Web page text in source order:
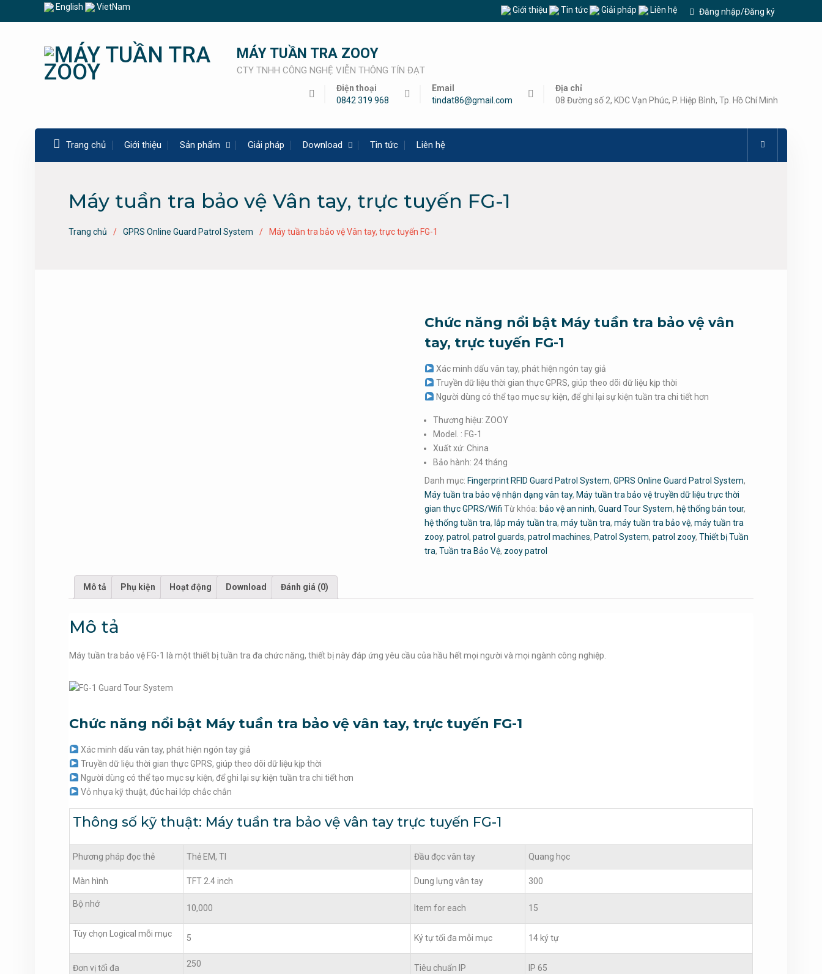
to
Đăng nhập/Đăng ký
English VietNam Giới thiệu Tin tức Giải pháp Liên hệ
MÁY TUẦN TRA ZOOY
CTY TNHH CÔNG NGHỆ VIỄN THÔNG TÍN ĐẠT
Điện thoại
0842 319 968
Email
tindat86@gmail.com
Địa chỉ
08 Đường số 2, KDC Vạn Phúc, P. Hiệp Bình, Tp. Hồ Chí Minh
Trang chủ Giới thiệu Sản phẩm Giải pháp Download Tin tức Liên hệ
Máy tuần tra bảo vệ Vân tay, trực tuyến FG-1
Trang chủ GPRS Online Guard Patrol System Máy tuần tra bảo vệ Vân tay, trực tuyến FG-1
Chức năng nổi bật Máy tuần tra bảo vệ vân
tay, trực tuyến FG-1
Xác minh dấu vân tay, phát hiện ngón tay giả
Truyền dữ liệu thời gian thực GPRS, giúp theo dõi dữ liệu kịp thời
Người dùng có thể tạo mục sự kiện, để ghi lại sự kiện tuần tra chi tiết hơn
Thương hiệu: ZOOY
Model. : FG-1
Xuất xứ: China
Bảo hành: 24 tháng
Danh mục: Fingerprint RFID Guard Patrol System,GPRS Online Guard Patrol System,
Máy tuần tra bảo vệ nhận dạng vân tay, Máy tuần tra bảo vệ truyền dữ liệu trực thời
gian thực GPRS/Wifi Từ khóa: bảo vệ an ninh,Guard Tour System, hệ thống bán tour,
hệ thống tuần tra, lắp máy tuần tra,máy tuần tra,máy tuần tra bảo vệ,máy tuần tra
zooy,patrol,patrol guards,patrol machines, Patrol System,patrol zooy,Thiết bị Tuần
tra,Tuần tra Bảo Vệ, zooy patrol
Mô tả Phụ kiện Hoạt động Download Đánh giá (0)
Mô tả
Máy tuần tra bảo vệ FG-1 là một thiết bị tuần tra đa chức năng, thiết bị này đáp ứng yêu cầu của hầu hết mọi người và mọi ngành công nghiệp.
Chức năng nổi bật Máy tuần tra bảo vệ vân tay, trực tuyến FG-1
Xác minh dấu vân tay, phát hiện ngón tay giả
Truyền dữ liệu thời gian thực GPRS, giúp theo dõi dữ liệu kịp thời
Người dùng có thể tạo mục sự kiện, để ghi lại sự kiện tuần tra chi tiết hơn
Vỏ nhựa kỹ thuật, đúc hai lớp chắc chắn
Thông số kỹ thuật: Máy tuần tra bảo vệ vân tay trực tuyến FG-1
Phương pháp đọc thẻ Thẻ EM, TI Đầu đọc vân tay Quang học
Màn hình TFT 2.4 inch Dung lựng vân tay 300
Bộ nhớ 10,000 Item for each 15
Tùy chọn Logical mỗi mục 5 Ký tự tối đa mỗi mục 14 ký tự
Đơn vị tối đa 250 Tiêu chuẩn IP IP 65